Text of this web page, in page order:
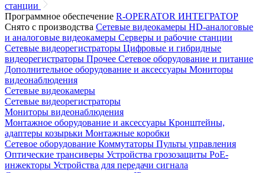
станции
Программное обеспечение R-OPERATOR ИНТЕГРАТОР
Снято с производства Сетевые видеокамеры HD-аналоговые
и аналоговые видеокамеры Серверы и рабочие станции
Сетевые видеорегистраторы Цифровые и гибридные
видеорегистраторы Прочее Сетевое оборудование и питание
Дополнительное оборудование и аксессуары Мониторы
видеонаблюдения
Сетевые видеокамеры
Сетевые видеорегистраторы
Мониторы видеонаблюдения
Монтажное оборудование и аксессуары Кронштейны,
адаптеры козырьки Монтажные коробки
Сетевое оборудование Коммутаторы Пульты управления
Оптические трансиверы Устройства грозозащиты PoE-
инжекторы Устройства для передачи сигнала